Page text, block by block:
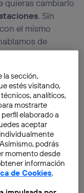
quieras cambiarlo
. Sin
el mismo
de
habitual. De
antes de 2012.
la sección,
estés visitando,
analíticos,
mostrarte
elaborado a
aceptar
podrás
momento desde
información
de Cookies.